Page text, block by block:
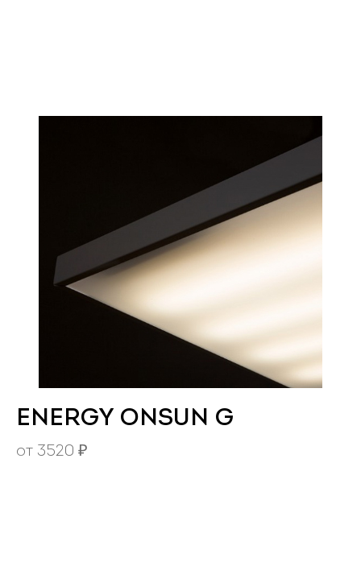
ENERGY ONSUN G
от 3520 ₽